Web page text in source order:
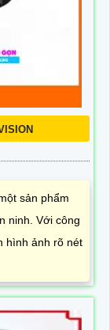
sản phẩm
ninh. Với công
hình ảnh rõ nét